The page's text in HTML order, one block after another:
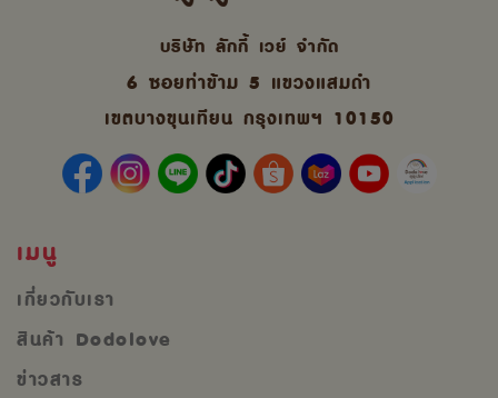
บริษัท ลักกี้ เวย์ จํากัด
6 ซอยท่าข้าม 5 แขวงแสมดำ
เขตบางขุนเทียน กรุงเทพฯ 10150
เมนู
เกี่ยวกับเรา
สินค้า Dodolove
ข่าวสาร